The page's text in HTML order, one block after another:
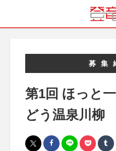
募集
第1回 ほっと
どう温泉川柳